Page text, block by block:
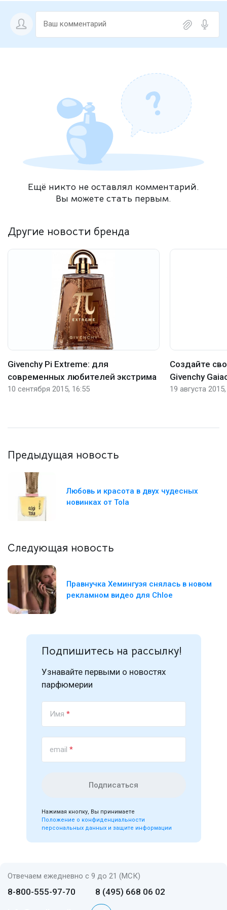
Ещё никто не оставлял комментарий.
Вы можете стать первым.
Другие новости бренда
Givenchy Pi Extreme: для
современных любителей экстрима
10 сентября 2015, 16:55
Создайте
Givenchy
19 августа
Предыдущая новость
Любовь и красота в двух чудесных
новинках от Tola
Следующая новость
Правнучка Хемингуэя снялась в новом
рекламном видео для Chloe
Подпишитесь на рассылку!
Узнавайте первыми о новостях
парфюмерии
Имя *
email *
Подписаться
Нажимая кнопку, Вы принимаете
Положение о конфиденциальности
персональных данных и защите информации
Отвечаем ежедневно с 9 до 21 (МСК)
8-800-555-97-70 8 (495) 668 06 02